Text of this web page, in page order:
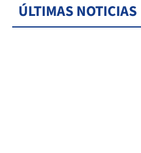
ÚLTIMAS NOTICIAS